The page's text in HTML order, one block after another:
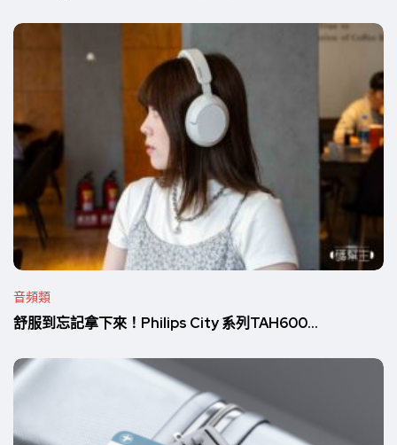
音頻類
舒服到忘記拿下來！Philips City 系列TAH600...